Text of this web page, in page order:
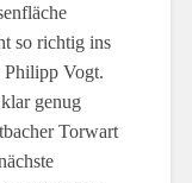
so richtig ins
Philipp Vogt.
genug
Torwart